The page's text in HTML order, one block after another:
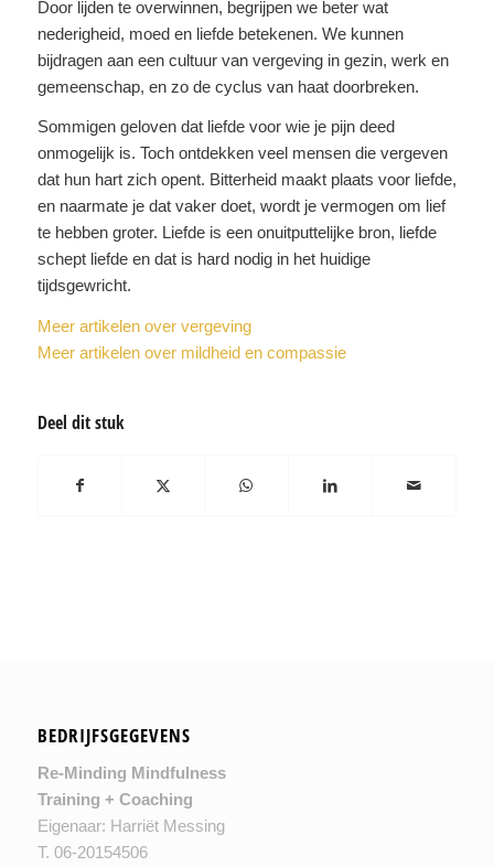
Door lijden te overwinnen, begrijpen we beter wat
nederigheid, moed en liefde betekenen. We kunnen
bijdragen aan een cultuur van vergeving in gezin, werk en
gemeenschap, en zo de cyclus van haat doorbreken.
Sommigen geloven dat liefde voor wie je pijn deed
onmogelijk is. Toch ontdekken veel mensen die vergeven
dat hun hart zich opent. Bitterheid maakt plaats voor liefde,
en naarmate je dat vaker doet, wordt je vermogen om lief
te hebben groter. Liefde is een onuitputtelijke bron, liefde
schept liefde en dat is hard nodig in het huidige
tijdsgewricht.
Meer artikelen over vergeving
Meer artikelen over mildheid en compassie
Deel dit stuk
BEDRIJFSGEGEVENS
Re-Minding Mindfulness
Training + Coaching
Eigenaar: Harriët Messing
T. 06-20154506